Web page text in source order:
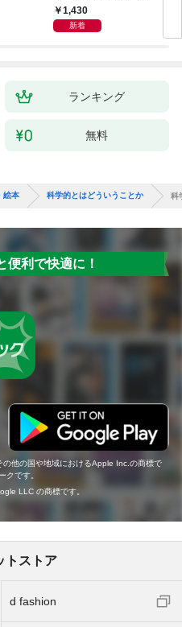
ー大集合 あそべるず
かん
1,430
新着
ランキング
無料
絵本 科学的とはどういうことか 科
便利で快適に！
他の国や地域におけるApple Inc.の商標で
クです。
LLC の商標です。
トストア
d fashion